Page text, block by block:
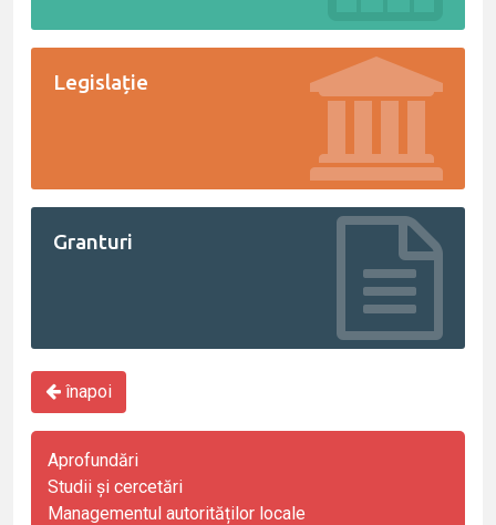
Legislație
Granturi
înapoi
Aprofundări
Studii și cercetări
Managementul autorităților locale